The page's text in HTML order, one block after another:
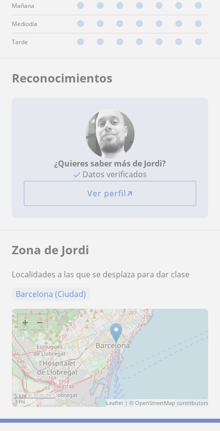
Mañana
Mediodía
Tarde
Reconocimientos
¿Quieres saber más de Jordi?
Datos verificados
Ver perfil
Zona de Jordi
Localidades a las que se desplaza para dar clase
Barcelona (Ciudad)
+ −
5 km
3 mi
Leaflet | © OpenStreetMap contributors